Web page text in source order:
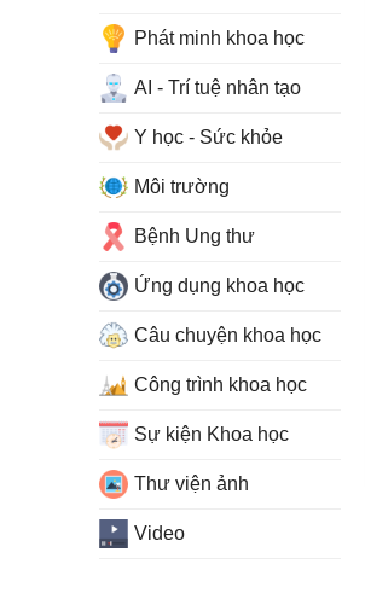
Phát minh khoa học
AI - Trí tuệ nhân tạo
Y học - Sức khỏe
Môi trường
Bệnh Ung thư
Ứng dụng khoa học
Câu chuyện khoa học
Công trình khoa học
Sự kiện Khoa học
Thư viện ảnh
Video